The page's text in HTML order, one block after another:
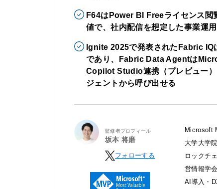
F64はPower BI Freeライセンス
値で、社内配信を想定した事業運
Ignite 2025で発表されたFabric IQ
であり、Fabric Data Agentは
Copilot Studio連携（プレビュー
ジェントから呼び出せる
監修者プロフィール
坂本 将磨
フォローする
Microsoft
大学大学
ロックチ
営情報学
AI導入・